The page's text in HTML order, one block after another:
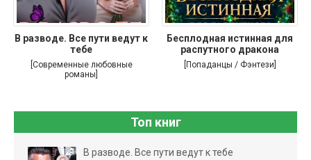
В разводе. Все пути ведут к
тебе
[Современные любовные
романы]
Бесплодная истинная для
распутного дракона
[Попаданцы / Фэнтези]
Топ книг
В разводе. Все пути ведут к тебе